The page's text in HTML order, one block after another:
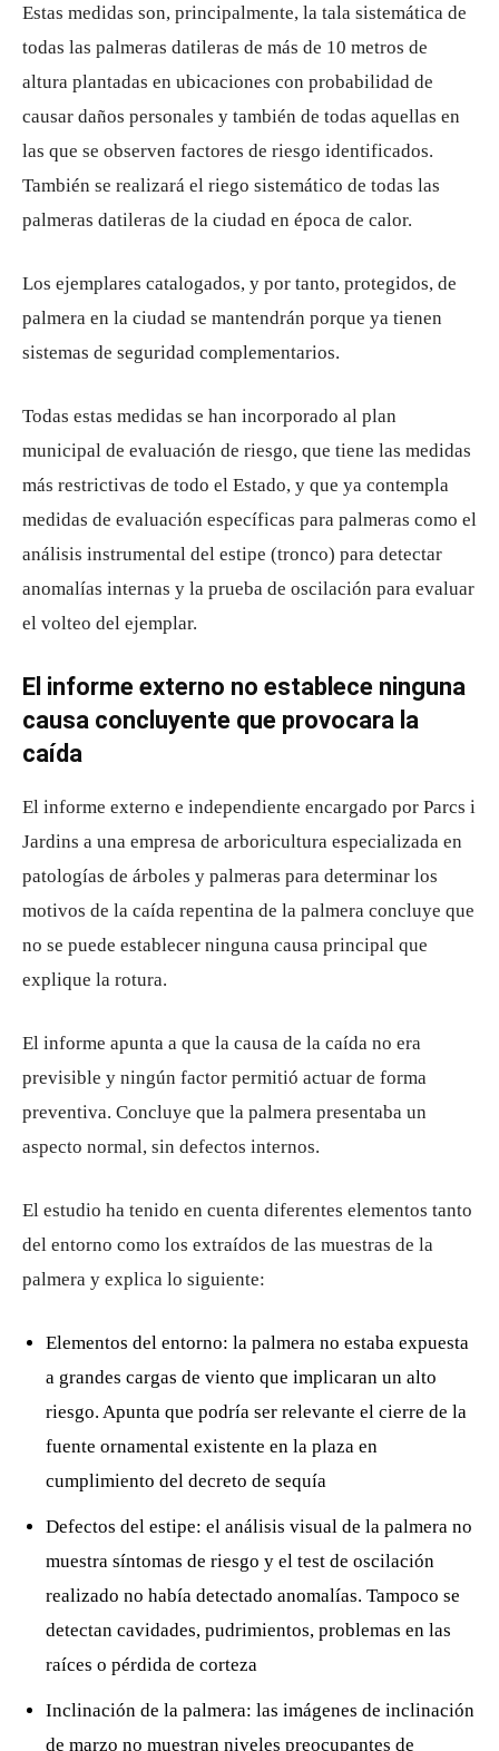
Estas medidas son, principalmente, la tala sistemática de
todas las palmeras datileras de más de 10 metros de
altura plantadas en ubicaciones con probabilidad de
causar daños personales y también de todas aquellas en
las que se observen factores de riesgo identificados.
También se realizará el riego sistemático de todas las
palmeras datileras de la ciudad en época de calor.
Los ejemplares catalogados, y por tanto, protegidos, de
palmera en la ciudad se mantendrán porque ya tienen
sistemas de seguridad complementarios.
Todas estas medidas se han incorporado al plan
municipal de evaluación de riesgo, que tiene las medidas
más restrictivas de todo el Estado, y que ya contempla
medidas de evaluación específicas para palmeras como el
análisis instrumental del estipe (tronco) para detectar
anomalías internas y la prueba de oscilación para evaluar
el volteo del ejemplar.
El informe externo no establece ninguna
causa concluyente que provocara la
caída
El informe externo e independiente encargado por Parcs i
Jardins a una empresa de arboricultura especializada en
patologías de árboles y palmeras para determinar los
motivos de la caída repentina de la palmera concluye que
no se puede establecer ninguna causa principal que
explique la rotura.
El informe apunta a que la causa de la caída no era
previsible y ningún factor permitió actuar de forma
preventiva. Concluye que la palmera presentaba un
aspecto normal, sin defectos internos.
El estudio ha tenido en cuenta diferentes elementos tanto
del entorno como los extraídos de las muestras de la
palmera y explica lo siguiente:
Elementos del entorno: la palmera no estaba expuesta
a grandes cargas de viento que implicaran un alto
riesgo. Apunta que podría ser relevante el cierre de la
fuente ornamental existente en la plaza en
cumplimiento del decreto de sequía
Defectos del estipe: el análisis visual de la palmera no
muestra síntomas de riesgo y el test de oscilación
realizado no había detectado anomalías. Tampoco se
detectan cavidades, pudrimientos, problemas en las
raíces o pérdida de corteza
Inclinación de la palmera: las imágenes de inclinación
de marzo no muestran niveles preocupantes de